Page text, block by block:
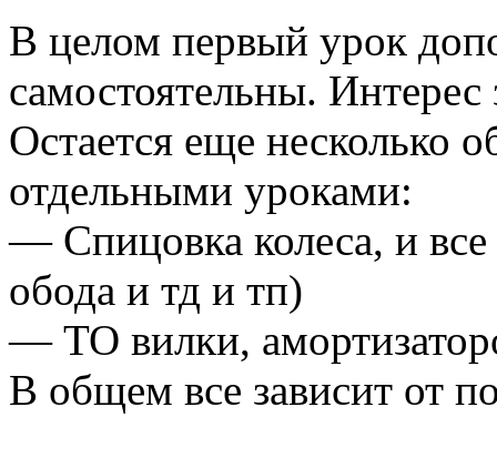
В целом первый урок
самостоятельны. Интерес
Остается еще несколько
отдельными уроками:
— Спицовка колеса, и все
обода и тд и тп)
— ТО вилки,
В общем все зависит от